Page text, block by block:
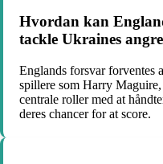
Hvordan kan
tackle Ukraines
Englands forsvar forventes
spillere som Harry
centrale roller med at
deres chancer for at score.